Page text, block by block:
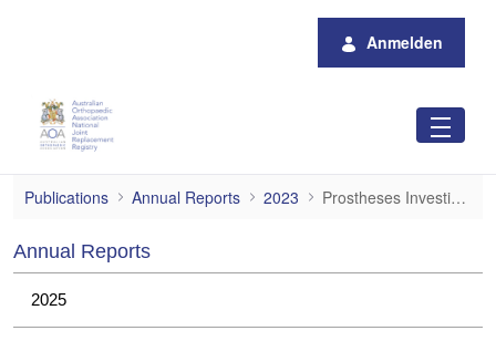
Anmelden
Prostheses Investigations
Publications Annual Reports 2023 Prostheses Investigations
Annual Reports
2025